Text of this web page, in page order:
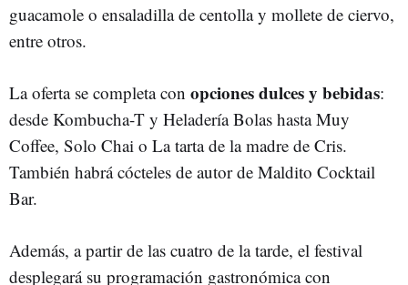
guacamole o ensaladilla de centolla y mollete de ciervo,
entre otros.
La oferta se completa con opciones dulces y bebidas:
desde Kombucha-T y Heladería Bolas hasta Muy
Coffee, Solo Chai o La tarta de la madre de Cris.
También habrá cócteles de autor de Maldito Cocktail
Bar.
Además, a partir de las cuatro de la tarde, el festival
desplegará su programación gastronómica con